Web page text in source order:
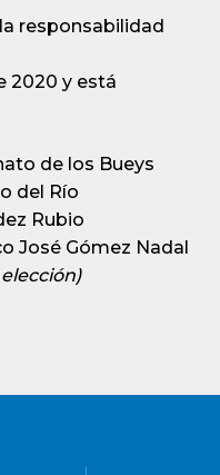
responsabilidad
2020 y está
de los Bueys
del Río
Rubio
José Gómez Nadal